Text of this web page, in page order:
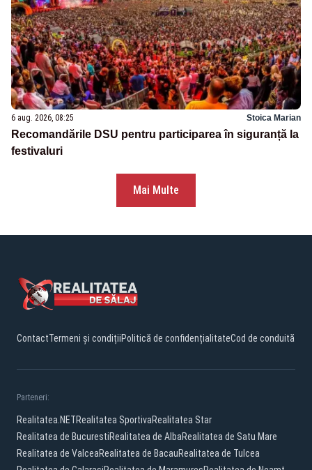
6 aug. 2026, 08:25 Stoica Marian
Recomandările DSU pentru participarea în siguranță la
festivaluri
Mai Multe
ContactTermeni și condițiiPolitică de confidențialitateCod de conduită
Parteneri:
Realitatea.NETRealitatea SportivaRealitatea Star
Realitatea de BucurestiRealitatea de AlbaRealitatea de Satu Mare
Realitatea de ValceaRealitatea de BacauRealitatea de Tulcea